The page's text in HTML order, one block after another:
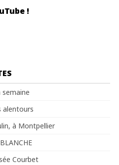
!
semaine
alentours
à Montpellier
Courbet